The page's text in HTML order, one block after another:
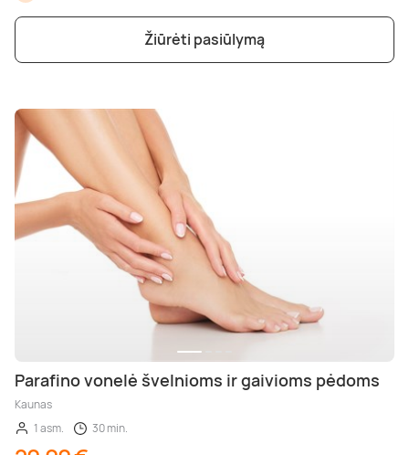
Žiūrėti pasiūlymą
Parafino vonelė švelnioms ir gaivioms pėdoms
Kaunas
1 asm.
30 min.